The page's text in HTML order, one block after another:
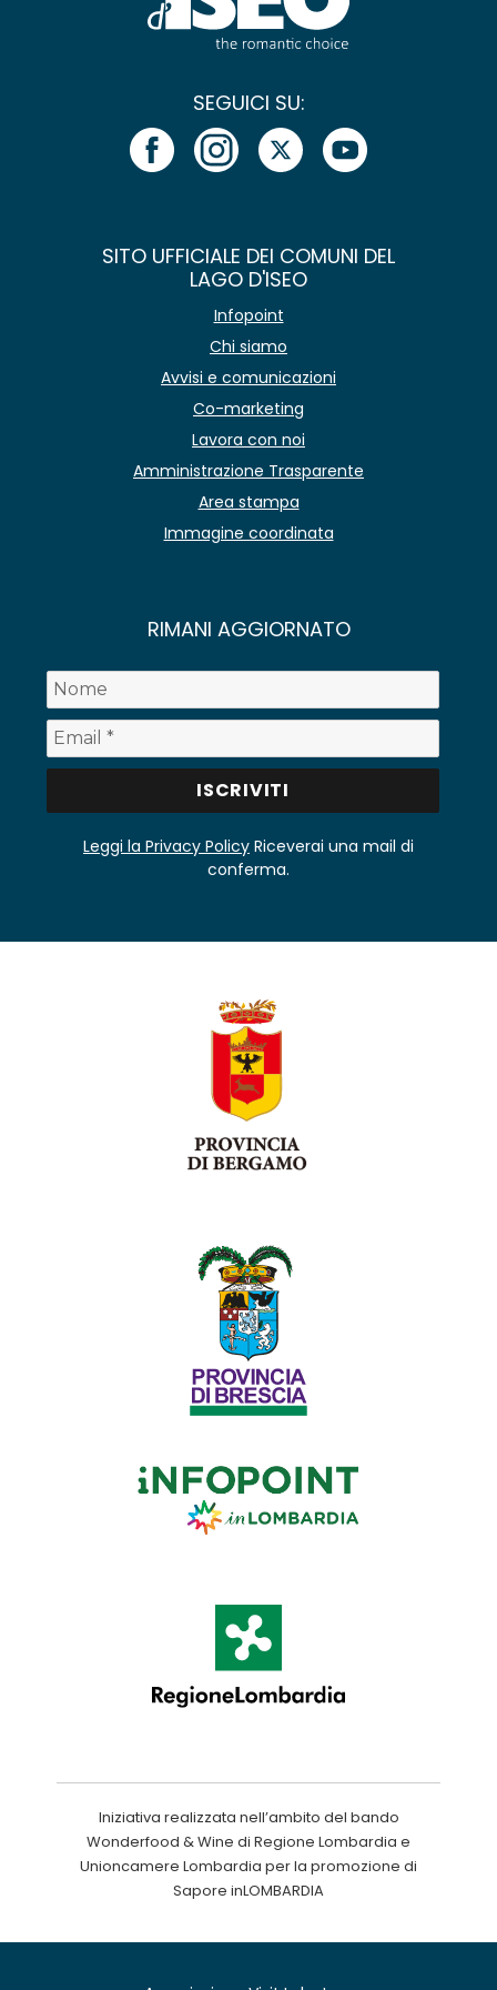
SEGUICI SU:
SITO UFFICIALE DEI COMUNI DEL
LAGO D'ISEO
Infopoint
Chi siamo
Avvisi e comunicazioni
Co-marketing
Lavora con noi
Amministrazione Trasparente
Area stampa
Immagine coordinata
RIMANI AGGIORNATO
Leggi la Privacy Policy Riceverai una mail di
conferma.
Iniziativa realizzata nell’ambito del bando
Wonderfood & Wine di Regione Lombardia e
Unioncamere Lombardia per la promozione di
Sapore inLOMBARDIA